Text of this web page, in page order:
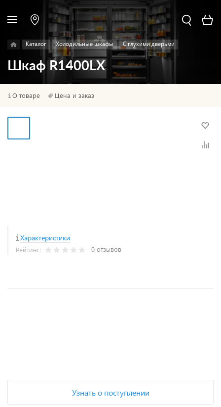
Каталог Холодильные шкафы С глухими дверьми
Шкаф R1400LX
О товаре Цена и заказ
Характеристики
Рейтинг: 0 отзывов
Узнать о поступлении